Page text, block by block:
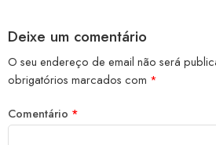
Deixe um comentário
O seu endereço de email não será
obrigatórios marcados com *
Comentário *